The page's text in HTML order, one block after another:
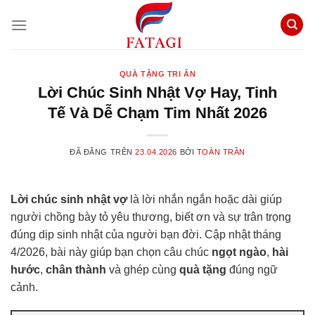
đến
QUÀ TẶNG TRI ÂN
Lời Chúc Sinh Nhật Vợ Hay, Tinh
Tế Và Dễ Chạm Tim Nhất 2026
ĐÃ ĐĂNG TRÊN23.04.2026 BỞI TOÀN TRẦN
Lời chúc sinh nhật vợlà lời nhắn ngắn hoặc dài giúp
người chồng bày tỏ yêu thương, biết ơn và sự trân trọng
đúng dịp sinh nhật của người bạn đời. Cập nhật tháng
4/2026, bài này giúp bạn chọn câu chúc ngọt ngào, hài
hước, chân thành và ghép cùng quà tặng đúng ngữ
cảnh.